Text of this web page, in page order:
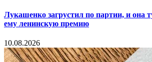
Лукашенко загрустил по партии, и она
ему ленинскую премию
10.08.2026